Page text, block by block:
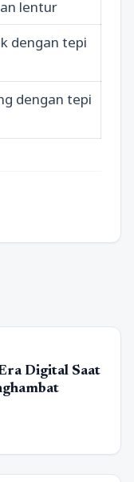
lentur
dengan tepi
dengan tepi
Digital Saat